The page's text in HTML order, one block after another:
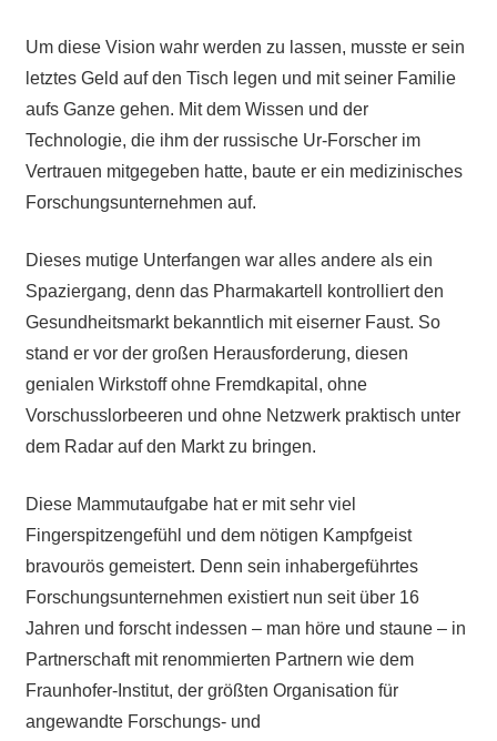
Um diese Vision wahr werden zu lassen, musste er sein
letztes Geld auf den Tisch legen und mit seiner Familie
aufs Ganze gehen. Mit dem Wissen und der
Technologie, die ihm der russische Ur-Forscher im
Vertrauen mitgegeben hatte, baute er ein medizinisches
Forschungsunternehmen auf.
Dieses mutige Unterfangen war alles andere als ein
Spaziergang, denn das Pharmakartell kontrolliert den
Gesundheitsmarkt bekanntlich mit eiserner Faust. So
stand er vor der großen Herausforderung, diesen
genialen Wirkstoff ohne Fremdkapital, ohne
Vorschusslorbeeren und ohne Netzwerk praktisch unter
dem Radar auf den Markt zu bringen.
Diese Mammutaufgabe hat er mit sehr viel
Fingerspitzengefühl und dem nötigen Kampfgeist
bravourös gemeistert. Denn sein inhabergeführtes
Forschungsunternehmen existiert nun seit über 16
Jahren und forscht indessen – man höre und staune – in
Partnerschaft mit renommierten Partnern wie dem
Fraunhofer-Institut, der größten Organisation für
angewandte Forschungs- und